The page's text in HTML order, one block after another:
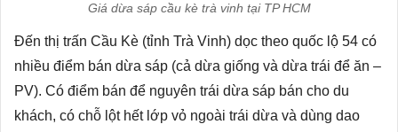
Giá dừa sáp cầu kè trà vinh tại TP HCM
Đến thị trấn Cầu Kè (tỉnh Trà Vinh) dọc theo quốc lộ 54 có
nhiều điểm bán dừa sáp (cả dừa giống và dừa trái để ăn –
PV). Có điểm bán để nguyên trái dừa sáp bán cho du
khách, có chỗ lột hết lớp vỏ ngoài trái dừa và dùng dao